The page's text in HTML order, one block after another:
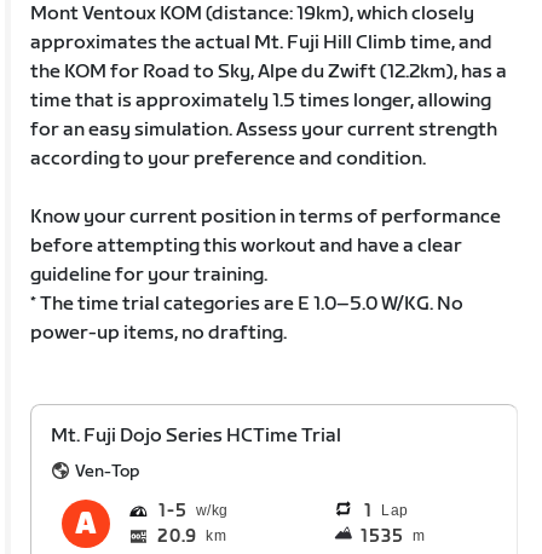
Mont Ventoux KOM (distance: 19km), which closely
approximates the actual Mt. Fuji Hill Climb time, and
the KOM for Road to Sky, Alpe du Zwift (12.2km), has a
time that is approximately 1.5 times longer, allowing
for an easy simulation. Assess your current strength
according to your preference and condition.
Know your current position in terms of performance
before attempting this workout and have a clear
guideline for your training.
* The time trial categories are E 1.0–5.0 W/KG. No
power-up items, no drafting.
Mt. Fuji Dojo Series HCTime Trial
Ven-Top
1 5 1 Lap
20.9 km 1535 m